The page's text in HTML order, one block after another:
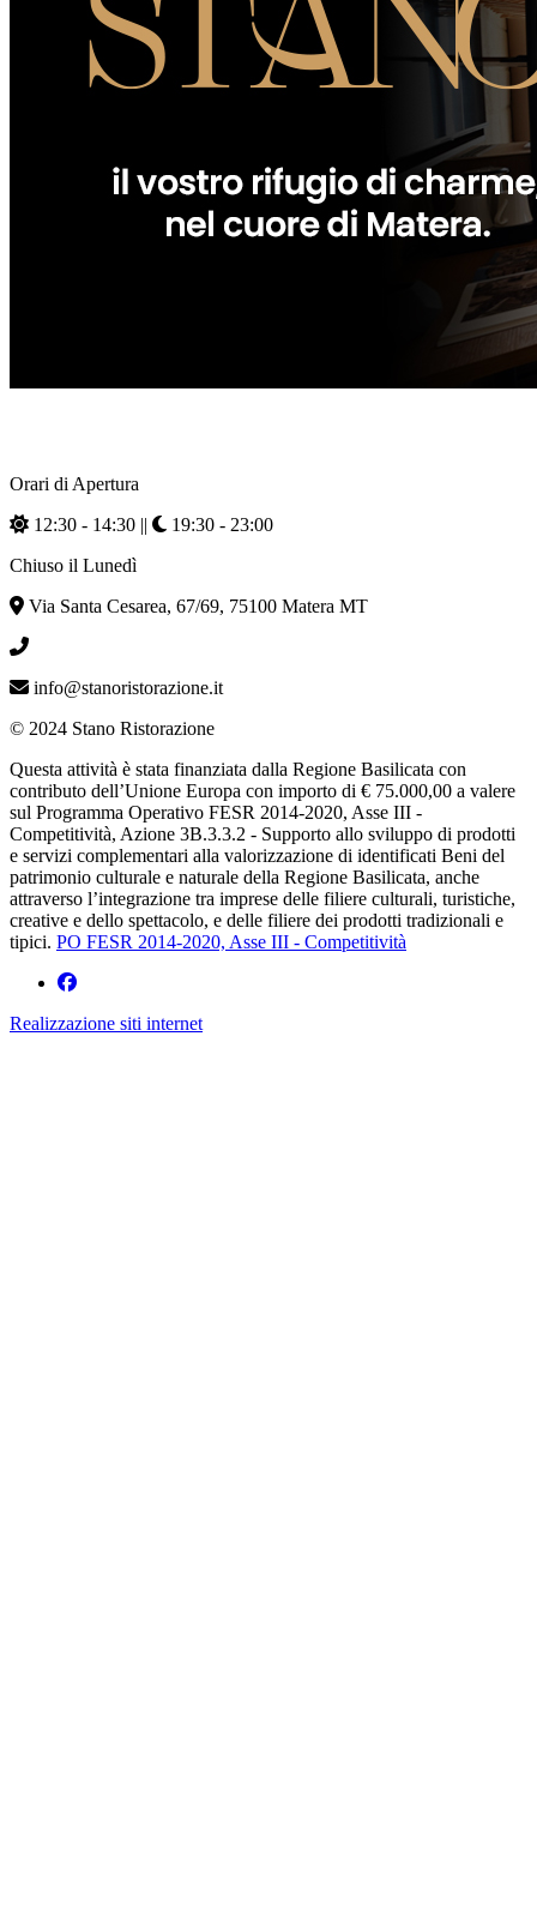
Orari di Apertura
12:30 - 14:30 ||
19:30 - 23:00
Chiuso il Lunedì
Via Santa Cesarea, 67/69, 75100 Matera MT
info@stanoristorazione.it
© 2024 Stano Ristorazione
Questa attività è stata finanziata dalla Regione Basilicata con
contributo dell’Unione Europa con importo di € 75.000,00 a valere
sul Programma Operativo FESR 2014-2020, Asse III -
Competitività, Azione 3B.3.3.2 - Supporto allo sviluppo di prodotti
e servizi complementari alla valorizzazione di identificati Beni del
patrimonio culturale e naturale della Regione Basilicata, anche
attraverso l’integrazione tra imprese delle filiere culturali, turistiche,
creative e dello spettacolo, e delle filiere dei prodotti tradizionali e
tipici. PO FESR 2014-2020, Asse III - Competitività
Realizzazione siti internet